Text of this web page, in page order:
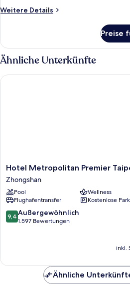
anzeigen
Weitere Details
Weitere
1 King-
Bett
(101
Preise
Ähnliche Unterkünfte
Hotel
Metropolitan
Premier
Taipei
Zhongshan
Hotel Metropolitan Premier
Zhongshan
Pool
Wellness
Flughafentransfer
Kostenlose
9.4
von
9,4 Außergewöhnlich
1.597 Bewertungen
inkl.
Hotel Metropolitan Premier Taipei
Ähnliche